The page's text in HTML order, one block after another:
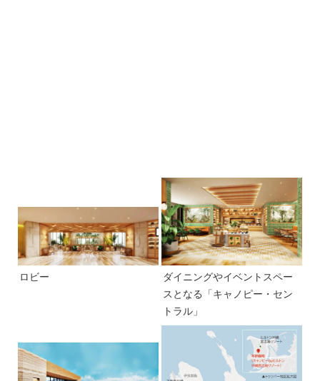
ロビー
ダイニングやイベントスペー
スとなる「キャノピー・セン
トラル」